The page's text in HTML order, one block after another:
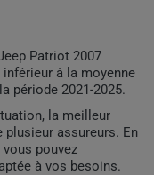
Patriot 2007
à la moyenne
période 2021-2025.
la meilleur
assureurs. En
vous pouvez
à vos besoins.